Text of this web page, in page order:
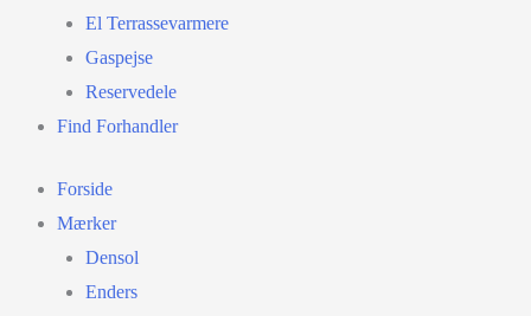
El Terrassevarmere
Gaspejse
Reservedele
Find Forhandler
Forside
Mærker
Densol
Enders